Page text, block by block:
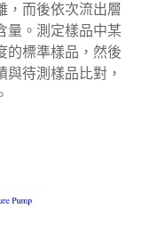
，而後依次流出層
量。測定樣品中某
的標準樣品，然後
待測樣品比對，